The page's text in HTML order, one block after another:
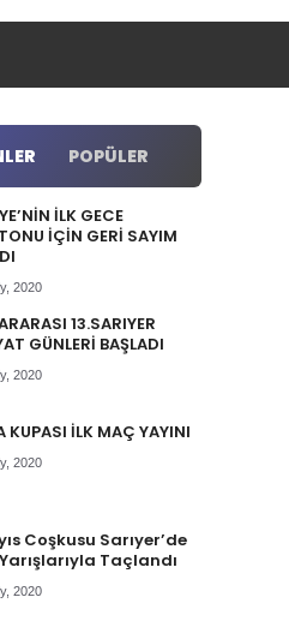
POPÜLER
İLK GECE
İÇİN GERİ SAYIM
2020
13.SARIYER
GÜNLERİ BAŞLADI
2020
KUPASI İLK MAÇ YAYINI
2020
Coşkusu Sarıyer’de
Taçlandı
2020